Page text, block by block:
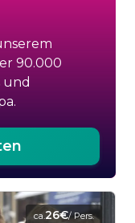
90.000
und
ca.26€/ Pers.